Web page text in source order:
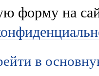
форму на
в